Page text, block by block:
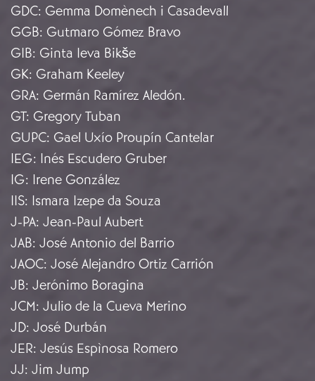
GDC: Gemma Domènech i Casadevall
GGB: Gutmaro Gómez Bravo
GIB: Ginta Ieva Bikše
GK: Graham Keeley
GRA: Germán Ramírez Aledón.
GT: Gregory Tuban
GUPC: Gael Uxío Proupín Cantelar
IEG: Inés Escudero Gruber
IG: Irene González
IIS: Ismara Izepe da Souza
J-PA: Jean-Paul Aubert
JAB: José Antonio del Barrio
JAOC: José Alejandro Ortiz Carrión
JB: Jerónimo Boragina
JCM: Julio de la Cueva Merino
JD: José Durbán
JER: Jesús Espìnosa Romero
JJ: Jim Jump